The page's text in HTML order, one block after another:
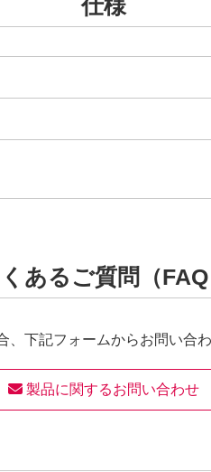
仕様
あるご質問（FAQ
、 下記フォームからお問い合わ
製品に関するお問い合わせ